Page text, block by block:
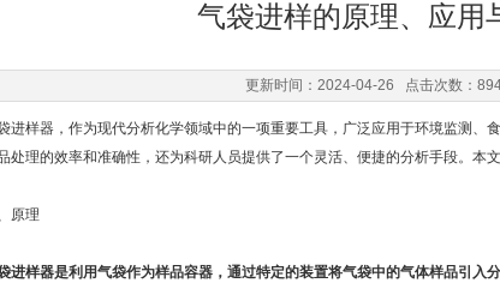
气袋进样的原理、应用
更新时间：2024-04-26 点击次数：
样器，作为现代分析化学领域中的一项重要工具，广泛应用于环境监测、
处理的效率和准确性，还为科研人员提供了一个灵活、便捷的分析手段。本
理
进样器是利用气袋作为样品容器，通过特定的装置将气袋中的气体样品引入